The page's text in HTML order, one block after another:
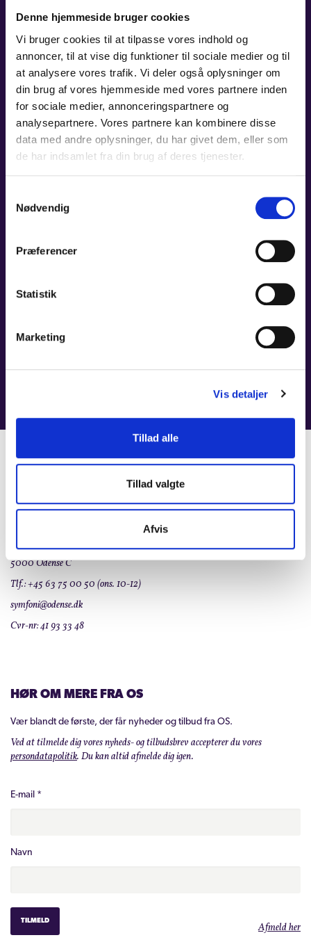
Denne hjemmeside bruger cookies
Vi bruger cookies til at tilpasse vores indhold og
annoncer, til at vise dig funktioner til sociale medier og til
at analysere vores trafik. Vi deler også oplysninger om
din brug af vores hjemmeside med vores partnere inden
for sociale medier, annonceringspartnere og
analysepartnere. Vores partnere kan kombinere disse
data med andre oplysninger, du har givet dem, eller som
de har indsamlet fra din brug af deres tjenester.
Nødvendig
Præferencer
Statistik
Marketing
Vis detaljer
Tillad alle
Tillad valgte
Afvis
TONE SUNDGÅRD ANKER
HORN LÆS MERE
NICOLAI SELL
PHILIP SANDHOLT HERUP
HORN LÆS MERE
Den selvejende institution
5000 Odense C
Tlf.: +45 63 75 00 50 (ons. 10-12)
symfoni@odense.dk
Cvr-nr: 41 93 33 48
HØR OM MERE FRA OS
Vær blandt de første, der får nyheder og tilbud fra OS.
Ved at tilmelde dig vores nyheds- og tilbudsbrev accepterer du vores
persondatapolitik. Du kan altid afmelde dig igen.
E-mail *
Navn
Afmeld her